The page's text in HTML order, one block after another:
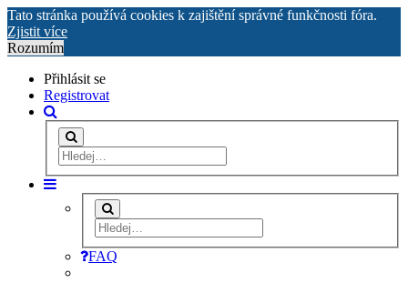
Tato stránka používá cookies k zajištění správné funkčnosti fóra.
Zjistit více
Rozumím
Přihlásit se
Registrovat
FAQ